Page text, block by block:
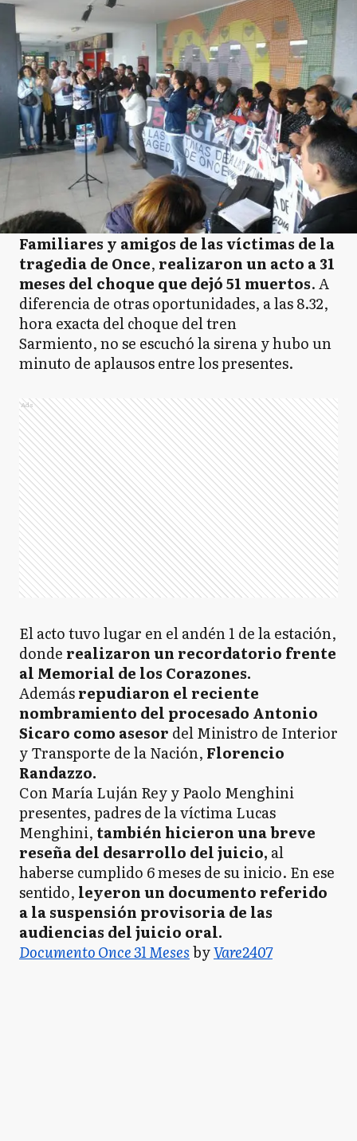
Familiares y amigos de las víctimas de la
tragedia de Once, realizaron un acto a 31
meses del choque que dejó 51 muertos. A
diferencia de otras oportunidades, a las 8.32,
hora exacta del choque del tren
Sarmiento, no se escuchó la sirena y hubo un
minuto de aplausos entre los presentes.
Ads
El acto tuvo lugar en el andén 1 de la estación,
donde realizaron un recordatorio frente
al Memorial de los Corazones.
Ademásrepudiaron el reciente
nombramiento del procesado Antonio
Sicaro como asesor del Ministro de Interior
y Transporte de la Nación, Florencio
Randazzo.
Con María Luján Rey y Paolo Menghini
presentes, padres de la víctima Lucas
Menghini, también hicieron una breve
reseña del desarrollo del juicio, al
haberse cumplido 6 meses de su inicio. En ese
sentido, leyeron un documento referido
a la suspensión provisoria de las
audiencias del juicio oral.
Documento Once 31 MesesbyVare2407